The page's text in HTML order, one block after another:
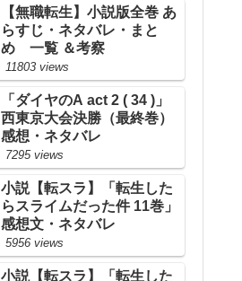
【無職転生】小説版全巻 あ
らすじ・ネタバレ・まと
め 一覧 ＆考察
11803 views
「ダイヤのA act 2 ( 34 )」
西東京大会決勝（最終巻）
感想・ネタバレ
7295 views
小説【転スラ】「転生した
らスライムだった件 11巻」
感想文・ネタバレ
5956 views
小説【転スラ】「転生した